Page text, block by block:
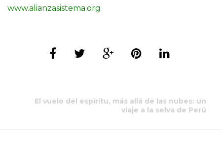
www.alianzasistema.org
El vuelo del espíritu, más allá de las nubes: un
viaje a la selva de Perú